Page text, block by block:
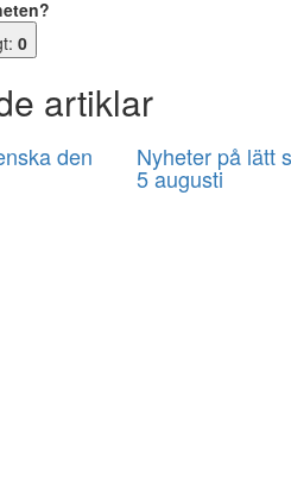
0
artiklar
den Nyheter på lätt
5 augusti